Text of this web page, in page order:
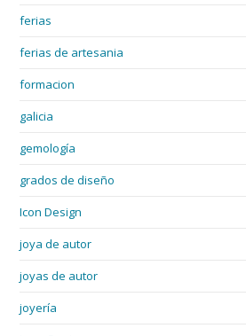
ferias
ferias de artesania
formacion
galicia
gemología
grados de diseño
Icon Design
joya de autor
joyas de autor
joyería